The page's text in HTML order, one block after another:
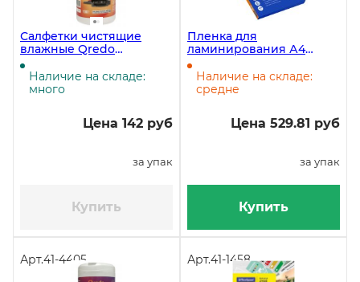
Салфетки чистящие
влажные Qredo
универсальные, 100 штук
в тубе
Наличие на складе:
много
Цена 142 руб
за упак
Купить
Пленка для
ламинирования А4
Workmate, 216х303 мм,
100 мкм, глянец, 100
листов
Наличие на складе:
средне
Цена 529.81 руб
за упак
Купить
Арт.41-4405 Арт.41-1458